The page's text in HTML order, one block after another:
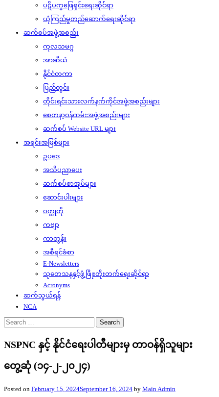
ပဋိပက္ခဖြေရှင်းရေးဆိုင်ရာ
ယုံကြည်မှုတည်ဆောက်ရေးဆိုင်ရာ
ဆက်စပ်အဖွဲ့အစည်း
ကုလသမဂ္ဂ
အာဆီယံ
နိုင်ငံတကာ
ပြည်တွင်း
တိုင်းရင်းသားလက်နက်ကိုင်အဖွဲ့အစည်းများ
စေတနာ့ဝန်ထမ်းအဖွဲ့အစည်းများ
ဆက်စပ် Website URL များ
အရင်းအမြစ်များ
ဥပဒေ
အသိပညာပေး
ဆက်စပ်စာအုပ်များ
ဆောင်းပါးများ
ဝတ္ထုတို
ကဗျာ
ကာတွန်း
အစီရင်ခံစာ
E-Newsletters
သုတေသနနှင့်ဖွံ့ဖြိုးတိုးတက်ရေးဆိုင်ရာ
Acronyms
ဆက်သွယ်ရန်
NCA
Search
for:
NSPNC နှင့် နိုင်ငံရေးပါတီများမှ တာဝန်ရှိသူများ
တွေ့ဆုံ (၁၄-၂-၂၀၂၄)
Posted on February 15, 2024September 16, 2024 by Main Admin